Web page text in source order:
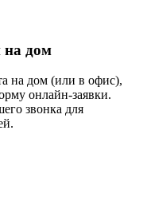
на дом
на дом (или в офис),
онлайн-заявки.
звонка для